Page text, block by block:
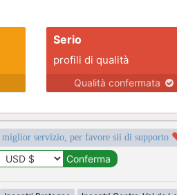
Serio
profili di qualità
Qualità confermata
servizio, per favore sii di supporto